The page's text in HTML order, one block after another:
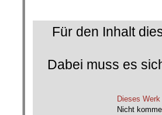
Für den Inhalt
Dabei muss es
Dieses
Nicht